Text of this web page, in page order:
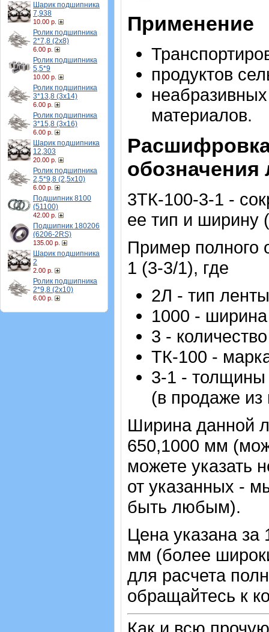
Шарик подшипника
7,938
10.00 р.
Ролик подшипника
2*7,8 (2х8)
6.00 р.
Ролик подшипника
5,5*9
10.00 р.
Ролик подшипника
3*13,8 (3х14)
6.00 р.
Ролик подшипника
3*15,8 (3х16)
6.00 р.
Шарик подшипника
12,303
20.00 р.
Ролик подшипника
2,5*9,8 (2,5х10)
6.00 р.
Подшипник 8100
(51100)
42.00 р.
Подшипник 180206
(6206-2RS)
135.00 р.
Шарик подшипника
2
2.00 р.
Ролик подшипника
2*9,8 (2х10)
6.00 р.
Применение
продуктов
материалов.
обозначения
3ТК-100-3-1 -
ее тип и ширину
Пример полного
1 (3-3/1), где
2Л - тип
1000 -
3 -
ТК-100 -
3-1 - толщины
(в продаже
Ширина данной
650,1000 мм
можете указать
от указанных -
быть любым).
Цена указана
мм (более
для расчета
обращайтесь к
Как и всю